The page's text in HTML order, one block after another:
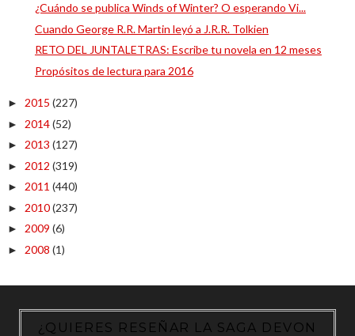
¿Cuándo se publica Winds of Winter? O esperando Vi...
Cuando George R.R. Martin leyó a J.R.R. Tolkien
RETO DEL JUNTALETRAS: Escribe tu novela en 12 meses
Propósitos de lectura para 2016
► 2015 (227)
► 2014(52)
► 2013 (127)
► 2012 (319)
► 2011 (440)
► 2010(237)
► 2009 (6)
► 2008 (1)
¿QUIERES RESEÑAR LA SAGA DEVON